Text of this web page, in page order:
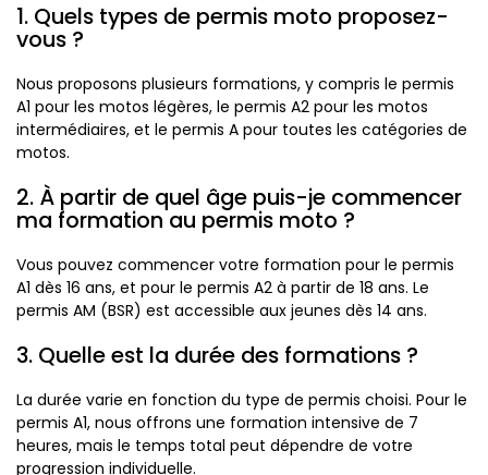
1. Quels types de permis moto proposez-
vous ?
Nous proposons plusieurs formations, y compris le permis
A1 pour les motos légères, le permis A2 pour les motos
intermédiaires, et le permis A pour toutes les catégories de
motos.
2. À partir de quel âge puis-je commencer
ma formation au permis moto ?
Vous pouvez commencer votre formation pour le permis
A1 dès 16 ans, et pour le permis A2 à partir de 18 ans. Le
permis AM (BSR) est accessible aux jeunes dès 14 ans.
3. Quelle est la durée des formations ?
La durée varie en fonction du type de permis choisi. Pour le
permis A1, nous offrons une formation intensive de 7
heures, mais le temps total peut dépendre de votre
progression individuelle.